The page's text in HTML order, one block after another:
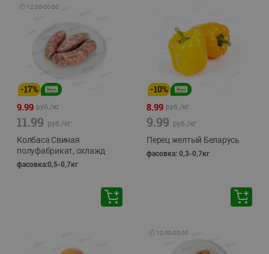
🕘 12:00-20:00
-17%
9.99 руб./кг
11.99 руб./кг
Колбаса Свиная
полуфабрикат, охлажд
фасовка:0,5-0,7кг
-10%
8.99 руб./кг
9.99 руб./кг
Перец желтый Беларусь
фасовка: 0,3-0,7кг
🕘 12:00-20:00